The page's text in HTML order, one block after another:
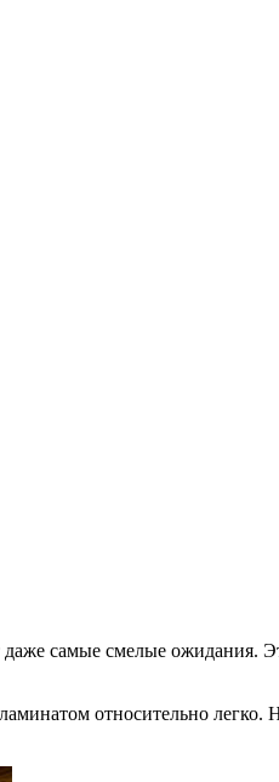
самые смелые ожидания.
относительно легко.